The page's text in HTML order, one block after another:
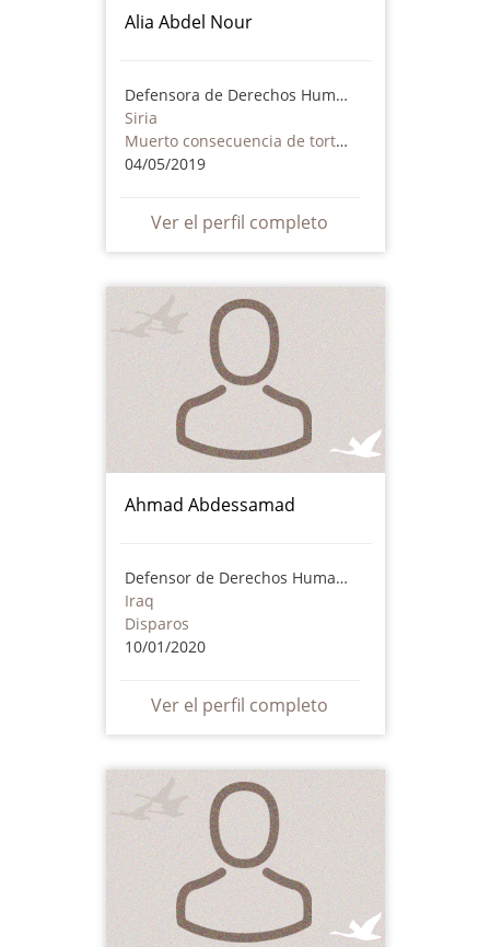
Alia Abdel Nour
Defensora de Derechos Humanos
Siria
Muerto consecuencia de torturas o maltrato - incluye actores no estatales
04/05/2019
Ver el perfil completo
Ahmad Abdessamad
Defensor de Derechos Humanos
Iraq
Disparos
10/01/2020
Ver el perfil completo